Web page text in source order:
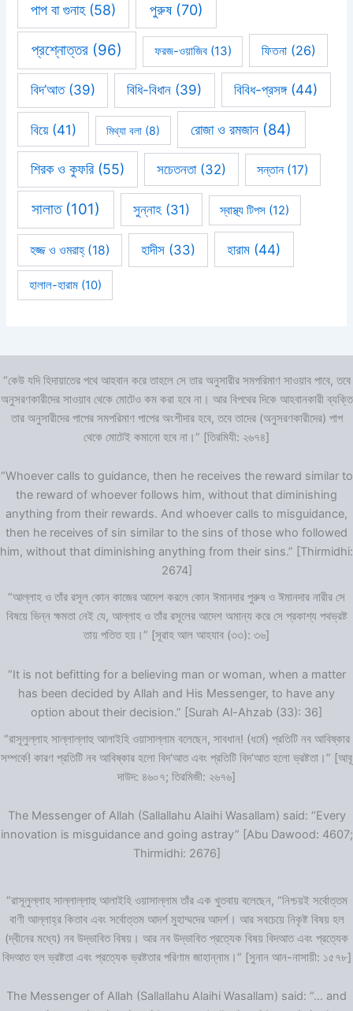
পাপ বা গুনাহ(58) পুরুষ(70)
প্রশ্নোত্তর (96) ফরজ-ওয়াজিব(13) ফিতনা(26)
বিদ’আত(39) বিধি-বিধান (39) বিবিধ-প্রসঙ্গ(44)
বিয়ে(41) মিথ্যা বলা(8) রোজা ও রমজান (84)
শিরক ও কুফরি(55) সচেতনতা(32) সন্তান(17)
সালাত(101) সুন্নাহ (31) স্বাস্থ্য টিপস (12)
হজ্জ ও ওমরাহ্‌(18) হাদীস(33) হারাম (44)
হালাল-হারাম(10)
“কেউ যদি হিদায়াতের পথে আহবান করে তাহলে সে তার অনুসারীর সমপরিমাণ সাওয়াব পাবে, তবে
অনুসরণকারীদের সাওয়াব থেকে মোটেও কম করা হবে না। আর বিপথের দিকে আহবানকারী ব্যক্তি
তার অনুসারীদের পাপের সমপরিমাণ পাপের অংশীদার হবে, তবে তাদের (অনুসরণকারীদের) পাপ
থেকে মোটেই কমানো হবে না।” [তিরমিযী: ২৬৭৪]
“Whoever calls to guidance, then he receives the reward similar to
the reward of whoever follows him, without that diminishing
anything from their rewards. And whoever calls to misguidance,
then he receives of sin similar to the sins of those who followed
him, without that diminishing anything from their sins.” [Thirmidhi:
2674]
“আল্লাহ ও তাঁর রসূল কোন কাজের আদেশ করলে কোন ঈমানদার পুরুষ ও ঈমানদার নারীর সে
বিষয়ে ভিন্ন ক্ষমতা নেই যে, আল্লাহ ও তাঁর রসূলের আদেশ অমান্য করে সে প্রকাশ্য পথভ্রষ্ট
তায় পতিত হয়।” [সূরাহ আল আহযাব (৩৩): ৩৬]
“It is not befitting for a believing man or woman, when a matter
has been decided by Allah and His Messenger, to have any
option about their decision.” [Surah Al-Ahzab (33): 36]
“রাসূলুল্লাহ সাল্লাল্লাহু আলাইহি ওয়াসাল্লাম বলেছেন, সাবধান! (ধর্মে) প্রতিটি নব আবিষ্কার
সম্পর্কে! কারণ প্রতিটি নব আবিষ্কার হলো বিদ‘আত এবং প্রতিটি বিদ‘আত হলো ভ্রষ্টতা।” [আবূ
দাউদ: ৪৬০৭; তিরমিজী: ২৬৭৬]
The Messenger of Allah (Sallallahu Alaihi Wasallam) said: “Every
innovation is misguidance and going astray” [Abu Dawood: 4607;
Thirmidhi: 2676]
“রাসূলুল্লাহ সাল্লাল্লাহু আলাইহি ওয়াসাল্লাম তাঁর এক খুতবায় বলেছেন, “নিশ্চয়ই সর্বোত্তম
বাণী আল্লাহ্‌র কিতাব এবং সর্বোত্তম আদর্শ মুহাম্মদের আদর্শ। আর সবচেয়ে নিকৃষ্ট বিষয় হল
(দ্বীনের মধ্যে) নব উদ্ভাবিত বিষয়। আর নব উদ্ভাবিত প্রত্যেক বিষয় বিদআত এবং প্রত্যেক
বিদআত হল ভ্রষ্টতা এবং প্রত্যেক ভ্রষ্টতার পরিণাম জাহান্নাম।” [সুনান আন-নাসায়ী: ১৫৭৮]
The Messenger of Allah (Sallallahu Alaihi Wasallam) said: “… and